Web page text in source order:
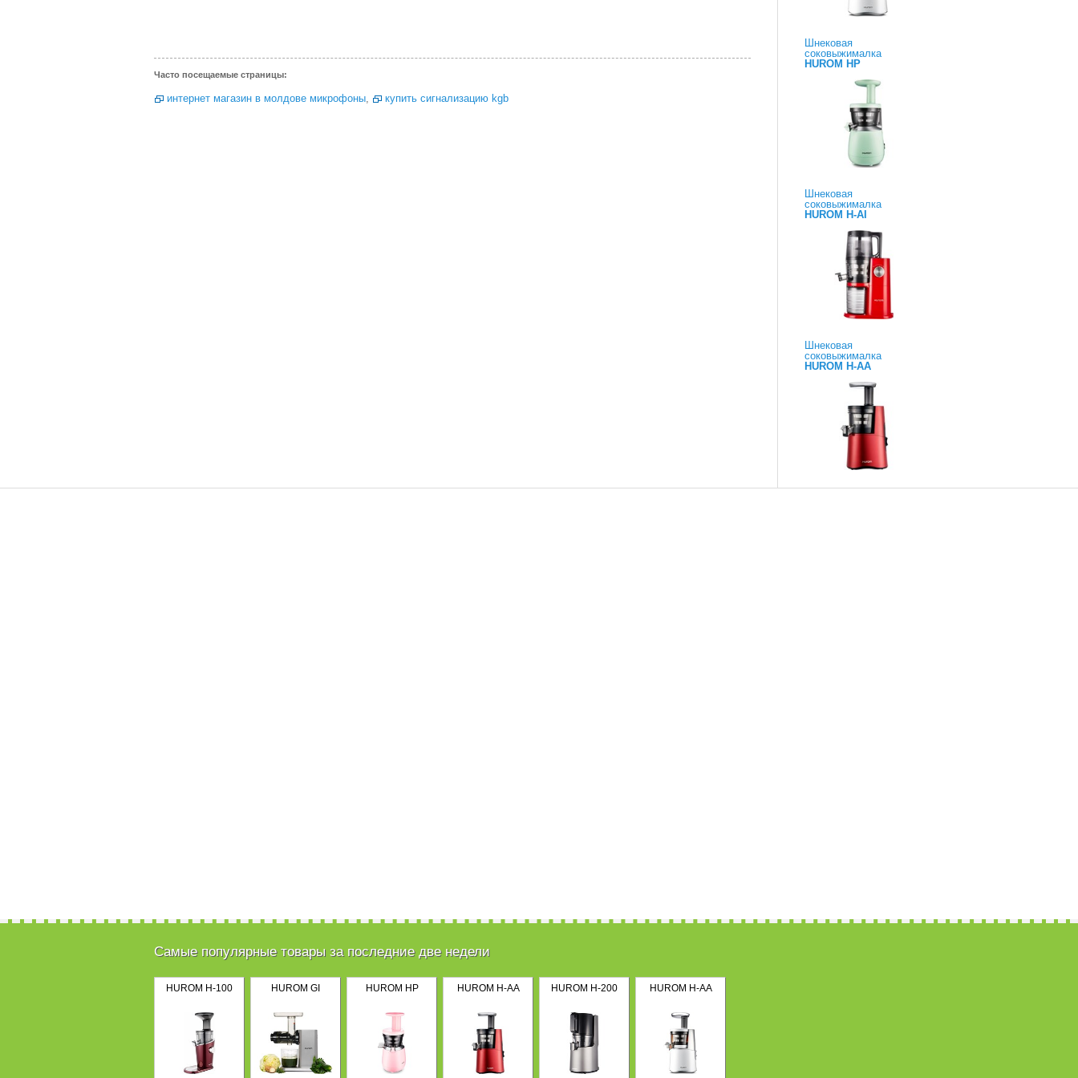
Часто посещаемые страницы:
интернет магазин в молдове микрофоны, купить сигнализацию kgb
Шнековая
соковыжималка
HUROM HP
Шнековая
соковыжималка
HUROM H-AI
Шнековая
соковыжималка
HUROM H-AA
Самые популярные товары за последние две недели
HUROM H-100 HUROM GI HUROM HP HUROM H-AA HUROM H-200 HUROM H-AA